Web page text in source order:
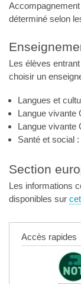
déterminé selon
Les élèves
choisir un
Langues et
Langue vivante
Langue vivante
Santé et social
Section
Les informations
disponibles sur
Accès rapides